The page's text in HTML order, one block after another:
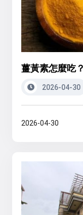
薑黃素怎麼吃
2026-04-30
2026-04-30